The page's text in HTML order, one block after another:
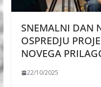
SNEMALNI DAN
OSPREDJU
NOVEGA
22/10/2025